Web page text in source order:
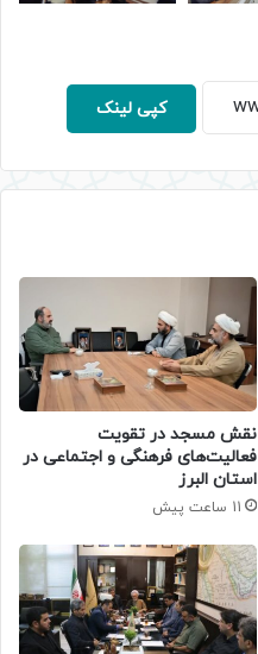
کپی لینک
نقش مسجد در تقویت
فعالیت‌های فرهنگی و اجتماعی در
استان البرز
11 ساعت پیش